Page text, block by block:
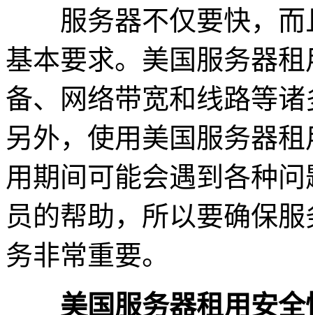
服务器不仅要快，而
基本要求。美国服务器
备、网络带宽和线路等
另外，使用美国服务器
用期间可能会遇到各种
员的帮助，所以要确保
务非常重要。
美国服务器租用安全